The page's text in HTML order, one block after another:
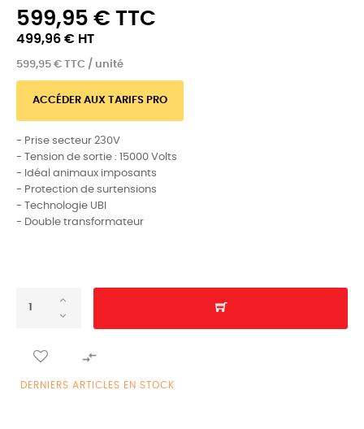
599,95 € TTC
499,96 € HT
599,95 € TTC / unité
ACCÉDER AUX TARIFS PRO
- Prise secteur 230V
- Tension de sortie : 15000 Volts
- Idéal animaux imposants
- Protection de surtensions
- Technologie UBI
- Double transformateur

DERNIERS ARTICLES EN STOCK